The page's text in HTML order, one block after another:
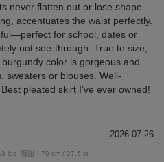
never flatten out or lose shape.
accentuates the waist perfectly.
for school, dates or
not see-through. True to size,
color is gorgeous and
sweaters or blouses. Well-
pleated skirt I’ve ever owned!
2026-07-26
lbs
胸圍：70 cm / 27.6 in